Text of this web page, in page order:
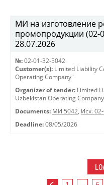
МИ на изготовление
промопродукции (02-
28.07.2026
№: 02-01-32-5042
Customer(s): Limited Liability
Operating Company"
Organizer of tender: Limited
Uzbekistan Operating
Documents: МИ 5042, Исх.
Deadline: 08/05/2026